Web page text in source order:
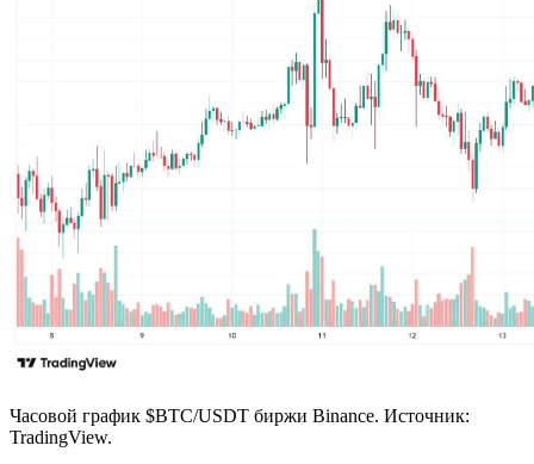
Часовой график $BTC/USDT биржи Binance. Источник:
TradingView.